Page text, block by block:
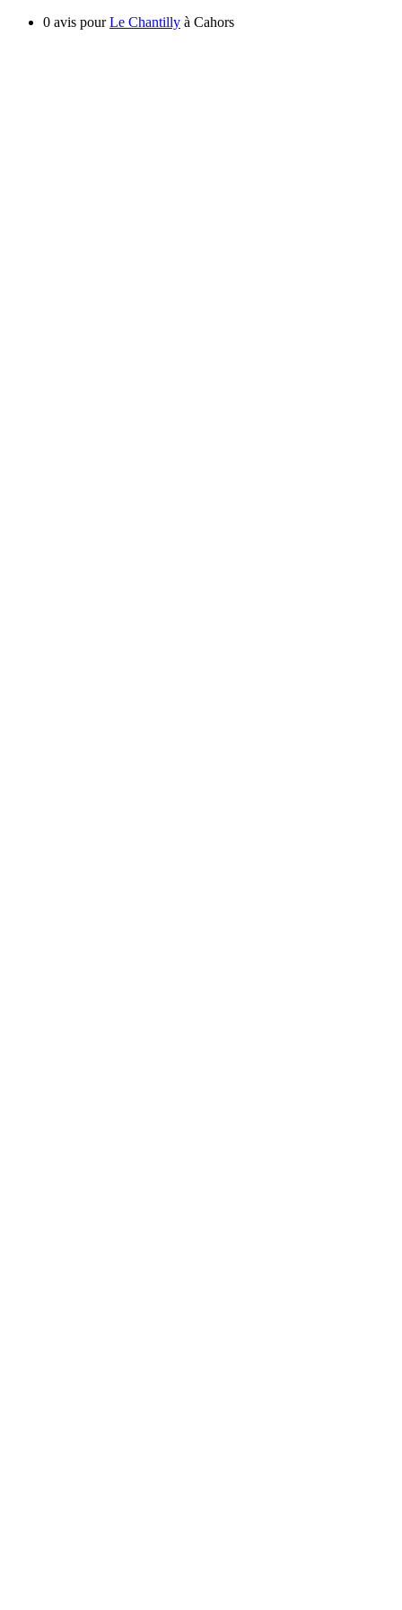
0 avis pourLe Chantilly à Cahors